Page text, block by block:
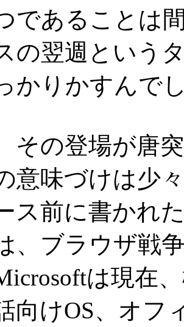
であることは
の翌週という
かりかすんで
その登場が唐突
意味づけは少
ス前に書かれ
、ブラウザ戦
は現在
向けOS、オフ